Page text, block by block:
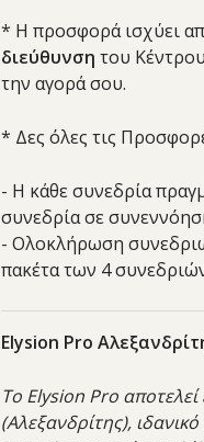
* Η προσφορά ισχύει
διεύθυνση του
την αγορά σου.
* Δες όλες τις
- Η κάθε συνεδρία
συνεδρία σε
- Ολοκλήρωση
πακέτα των 4
Elysion Pro
Το Elysion Pro
(Αλεξανδρίτης),